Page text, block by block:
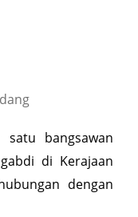
bangsawan
di Kerajaan
dengan